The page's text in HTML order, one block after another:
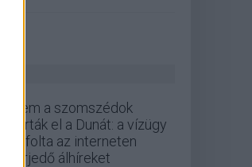
Nem a szomszédok
zárták el a Dunát: a vízügy
cáfolta az interneten
terjedő álhíreket